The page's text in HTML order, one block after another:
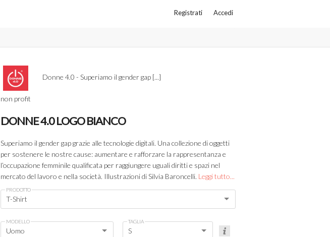
Registrati Accedi
Donne 4.0 - Superiamo il gender gap [...]
non profit
DONNE 4.0 LOGO BIANCO
Superiamo il gender gap grazie alle tecnologie digitali. Una collezione di oggetti
per sostenere le nostre cause: aumentare e rafforzare la rappresentanza e
l’occupazione femminile qualificata per raggiungere uguali diritti e spazi nel
mercato del lavoro e nella società. Illustrazioni di Silvia Baroncelli. Leggi tutto...
PRODOTTO
T-Shirt
MODELLO
Uomo
TAGLIA
S